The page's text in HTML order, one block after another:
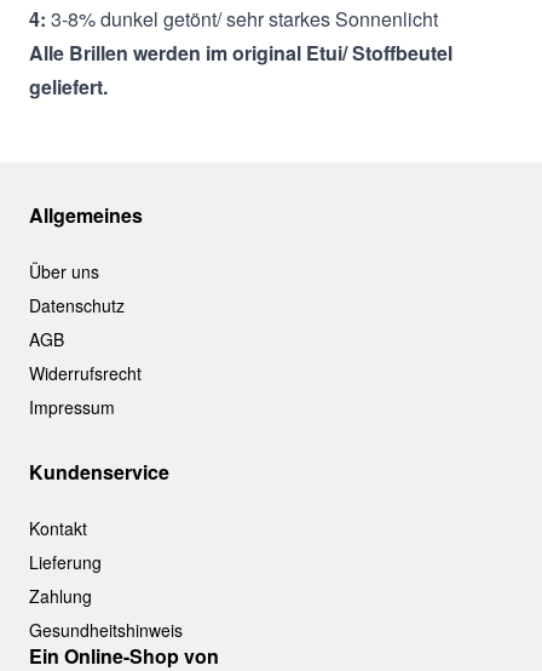
4: 3-8% dunkel getönt/ sehr starkes Sonnenlicht
Alle Brillen werden im original Etui/ Stoffbeutel
geliefert.
Allgemeines
Über uns
Datenschutz
AGB
Widerrufsrecht
Impressum
Kundenservice
Kontakt
Lieferung
Zahlung
Gesundheitshinweis
Ein Online-Shop von